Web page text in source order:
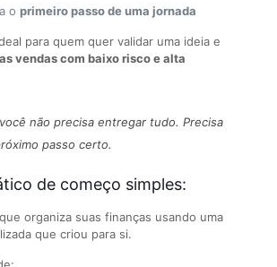
o primeiro passo de uma jornada
para quem quer validar uma ideia e
vendas com baixo risco e alta
não precisa entregar tudo. Precisa
passo certo.
de começo simples:
organiza suas finanças usando uma
que criou para si.